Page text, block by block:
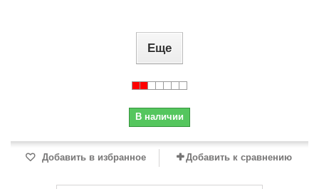
Еще
В наличии
Добавить в избранное Добавить к сравнению